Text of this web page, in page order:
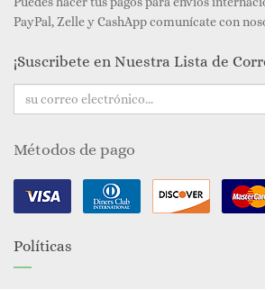
PayPal, Zelle y CashApp comunícate con
¡Suscribete en Nuestra Lista de
Métodos de pago
Políticas